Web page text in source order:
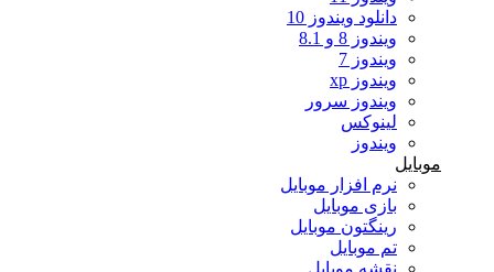
دانلود ویندوز 10
ویندوز 8 و 8.1
ویندوز 7
ویندوز xp
ویندوز سرور
لینوکس
ویندوز
موبایل
نرم افزار موبایل
بازی موبایل
رینگتون موبایل
تم موبایل
نقشه موبایل